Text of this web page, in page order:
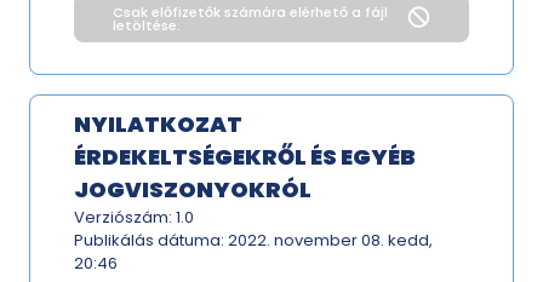
Csak előfizetők számára elérhető a fájl
letöltése.
NYILATKOZAT
ÉRDEKELTSÉGEKRŐL ÉS EGYÉB
JOGVISZONYOKRÓL
Verziószám: 1.0
Publikálás dátuma: 2022. november 08. kedd,
20:46